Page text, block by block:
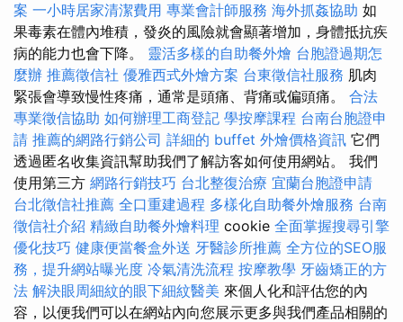
案 一小時居家清潔費用 專業會計師服務 海外抓姦協助 如
果毒素在體內堆積，發炎的風險就會顯著增加，身體抵抗疾
病的能力也會下降。 靈活多樣的自助餐外燴 台胞證過期怎
麼辦 推薦徵信社 優雅西式外燴方案 台東徵信社服務 肌肉
緊張會導致慢性疼痛，通常是頭痛、背痛或偏頭痛。 合法
專業徵信協助 如何辦理工商登記 學按摩課程 台南台胞證申
請 推薦的網路行銷公司 詳細的 buffet 外燴價格資訊 它們
透過匿名收集資訊幫助我們了解訪客如何使用網站。 我們
使用第三方 網路行銷技巧 台北整復治療 宜蘭台胞證申請
台北徵信社推薦 全口重建過程 多樣化自助餐外燴服務 台南
徵信社介紹 精緻自助餐外燴料理 cookie 全面掌握搜尋引擎
優化技巧 健康便當餐盒外送 牙醫診所推薦 全方位的SEO服
務，提升網站曝光度 冷氣清洗流程 按摩教學 牙齒矯正的方
法 解決眼周細紋的眼下細紋醫美 來個人化和評估您的內
容，以便我們可以在網站內向您展示更多與我們產品相關的